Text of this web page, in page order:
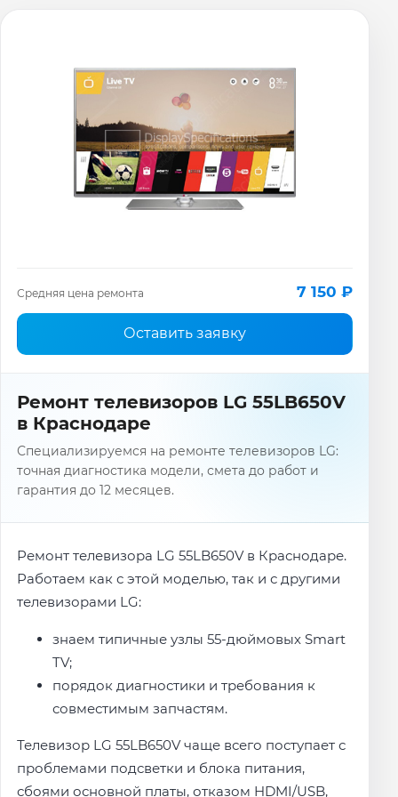
Средняя цена ремонта 7 150 ₽
Оставить заявку
Ремонт телевизоров LG 55LB650V
в Краснодаре
Специализируемся на ремонте телевизоров LG:
точная диагностика модели, смета до работ и
гарантия до 12 месяцев.
Ремонт телевизора LG 55LB650V в Краснодаре.
Работаем как с этой моделью, так и с другими
телевизорами LG:
знаем типичные узлы 55-дюймовых Smart
TV;
порядок диагностики и требования к
совместимым запчастям.
Телевизор LG 55LB650V чаще всего поступает с
проблемами подсветки и блока питания,
сбоями основной платы, отказом HDMI/USB,